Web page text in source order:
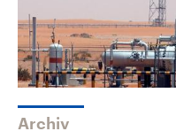
Archiv